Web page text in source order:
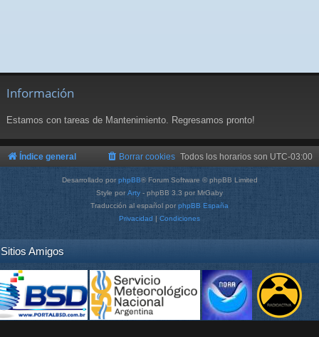
Información
Estamos con tareas de Mantenimiento. Regresamos pronto!
Índice general Todos los horarios son UTC-03:00
Borrar cookies
Desarrollado por phpBB® Forum Software © phpBB Limited
Style por Arty - phpBB 3.3 por MrGaby
Traducción al español por phpBB España
Privacidad | Condiciones
Sitios Amigos